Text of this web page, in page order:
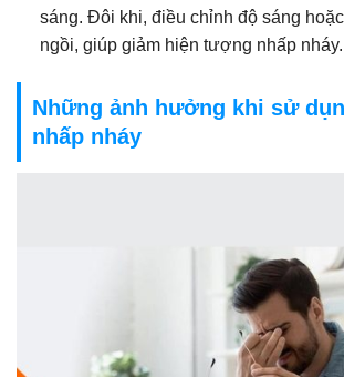
sáng. Đôi khi, điều chỉnh độ sáng
ngồi, giúp giảm hiện tượng nhấp nháy.
Những ảnh hưởng khi sử
nhấp nháy